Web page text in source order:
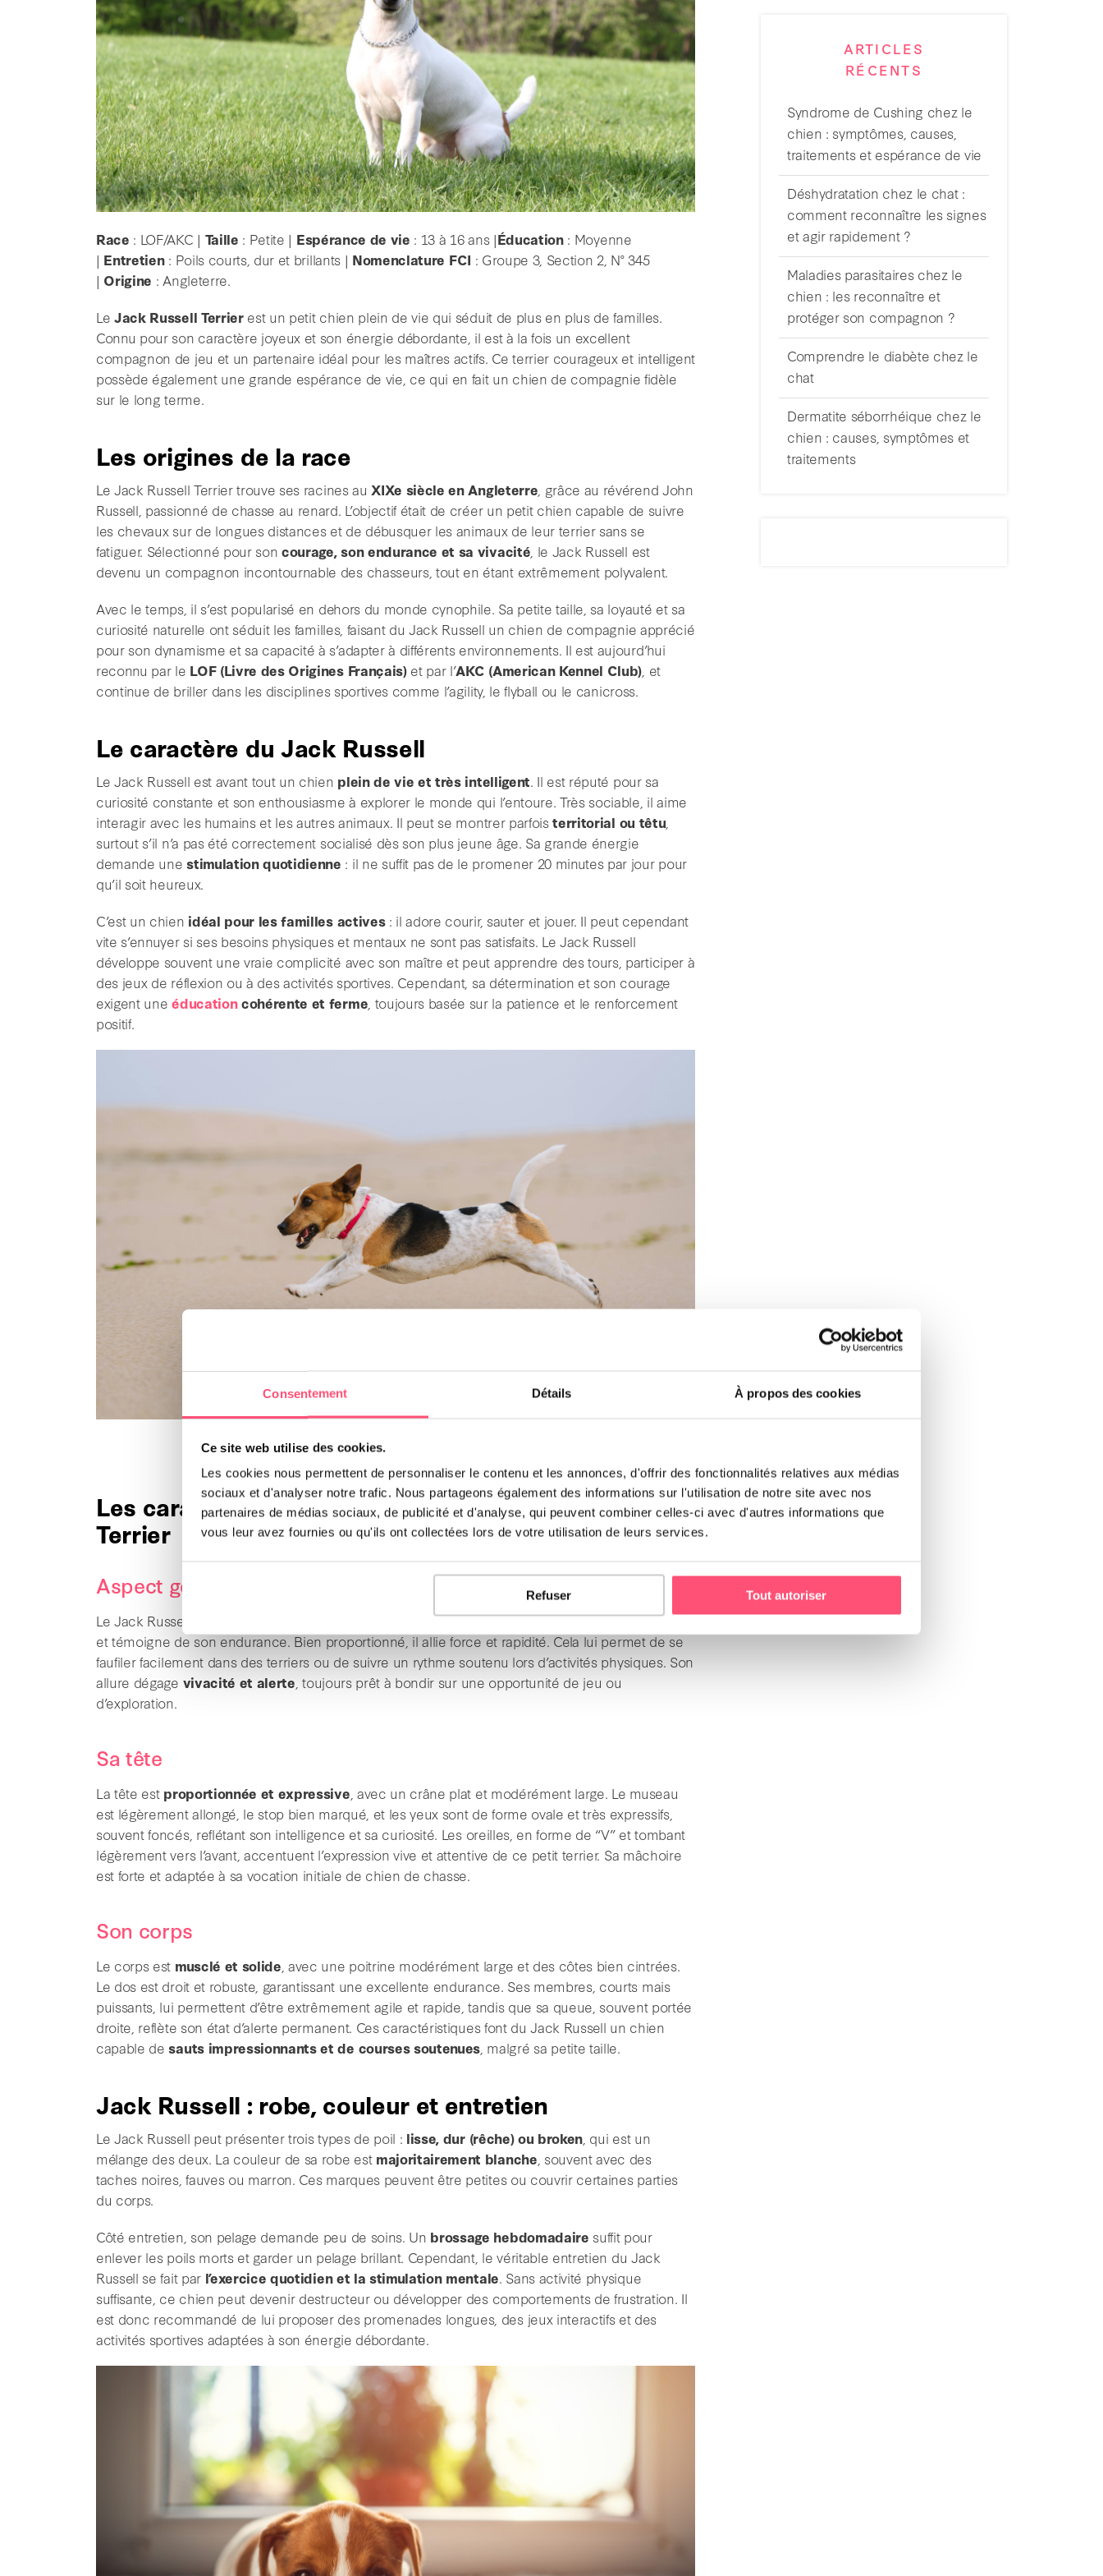
Consentement Détails À propos des cookies
Ce site web utilise des cookies.
Les cookies nous permettent de personnaliser le contenu et les annonces, d'offrir des fonctionnalités relatives aux médias
sociaux et d'analyser notre trafic. Nous partageons également des informations sur l'utilisation de notre site avec nos
partenaires de médias sociaux, de publicité et d'analyse, qui peuvent combiner celles-ci avec d'autres informations que
vous leur avez fournies ou qu'ils ont collectées lors de votre utilisation de leurs services.
Refuser Tout autoriser
Race : LOF/AKC | Taille : Petite | Espérance de vie : 13 à 16 ans |Éducation: Moyenne
| Entretien: Poils courts, dur et brillants | Nomenclature FCI : Groupe 3, Section 2, N° 345
| Origine : Angleterre.
LeJack Russell Terrierest un petit chien plein de vie qui séduit de plus en plus de familles.
Connu pour son caractère joyeux et son énergie débordante, il est à la fois un excellent
compagnon de jeu et un partenaire idéal pour les maîtres actifs. Ce terrier courageux et intelligent
possède également une grande espérance de vie, ce qui en fait un chien de compagnie fidèle
sur le long terme.
Les origines de la race
Le Jack Russell Terrier trouve ses racines au XIXe siècle en Angleterre , grâce au révérend John
Russell, passionné de chasse au renard. L’objectif était de créer un petit chien capable de suivre
les chevaux sur de longues distances et de débusquer les animaux de leur terrier sans se
fatiguer. Sélectionné pour soncourage, son endurance et sa vivacité , le Jack Russell est
devenu un compagnon incontournable des chasseurs, tout en étant extrêmement polyvalent.
Avec le temps, il s’est popularisé en dehors du monde cynophile. Sa petite taille, sa loyauté et sa
curiosité naturelle ont séduit les familles, faisant du Jack Russell un chien de compagnie apprécié
pour son dynamisme et sa capacité à s’adapter à différents environnements. Il est aujourd’hui
reconnu par le LOF (Livre des Origines Français)et par l’AKC (American Kennel Club) , et
continue de briller dans les disciplines sportives comme l’agility, le flyball ou le canicross.
Le caractère du Jack Russell
Le Jack Russell est avant tout un chien plein de vie et très intelligent. Il est réputé pour sa
curiosité constante et son enthousiasme à explorer le monde qui l’entoure. Très sociable, il aime
interagir avec les humains et les autres animaux. Il peut se montrer parfoisterritorial ou têtu
surtout s’il n’a pas été correctement socialisé dès son plus jeune âge. Sa grande énergie
demande unestimulation quotidienne : il ne suffit pas de le promener 20 minutes par jour pour
qu’il soit heureux.
C’est un chien idéal pour les familles actives: il adore courir, sauter et jouer. Il peut cependant
vite s’ennuyer si ses besoins physiques et mentaux ne sont pas satisfaits. Le Jack Russell
développe souvent une vraie complicité avec son maître et peut apprendre des tours, participer à
des jeux de réflexion ou à des activités sportives. Cependant, sa détermination et son courage
exigent uneéducationcohérente et ferme , toujours basée sur la patience et le renforcement
positif.
Le Jack Russell déborde d’énergie.
Les caractéristiques physiques du Jack Russell
Terrier
Aspect général
Le Jack Russell est un compact, musclé et très agile. Sa silhouette est harmonieuse
et témoigne de son endurance. Bien proportionné, il allie force et rapidité. Cela lui permet de se
faufiler facilement dans des terriers ou de suivre un rythme soutenu lors d’activités physiques. Son
allure dégage vivacité et alerte , toujours prêt à bondir sur une opportunité de jeu ou
d’exploration.
Sa tête
La tête est proportionnée et expressive , avec un crâne plat et modérément large. Le museau
est légèrement allongé, le stop bien marqué, et les yeux sont de forme ovale et très expressifs,
souvent foncés, reflétant son intelligence et sa curiosité. Les oreilles, en forme de “V” et tombant
légèrement vers l’avant, accentuent l’expression vive et attentive de ce petit terrier. Sa mâchoire
est forte et adaptée à sa vocation initiale de chien de chasse.
Son corps
Le corps est musclé et solide , avec une poitrine modérément large et des côtes bien cintrées.
Le dos est droit et robuste, garantissant une excellente endurance. Ses membres, courts mais
puissants, lui permettent d’être extrêmement agile et rapide, tandis que sa queue, souvent portée
droite, reflète son état d’alerte permanent. Ces caractéristiques font du Jack Russell un chien
capable desauts impressionnants et de courses soutenues , malgré sa petite taille.
Jack Russell : robe, couleur et entretien
Le Jack Russell peut présenter trois types de poil : lisse, dur (rêche) ou broken , qui est un
mélange des deux. La couleur de sa robe est majoritairement blanche , souvent avec des
taches noires, fauves ou marron. Ces marques peuvent être petites ou couvrir certaines parties
du corps.
Côté entretien, son pelage demande peu de soins. Un brossage hebdomadaire suffit pour
enlever les poils morts et garder un pelage brillant. Cependant, le véritable entretien du Jack
Russell se fait par l’exercice quotidien et la stimulation mentale . Sans activité physique
suffisante, ce chien peut devenir destructeur ou développer des comportements de frustration. Il
est donc recommandé de lui proposer des promenades longues, des jeux interactifs et des
activités sportives adaptées à son énergie débordante.
ARTICLES
RÉCENTS
Syndrome de Cushing chez le
chien : symptômes, causes,
traitements et espérance de vie
Déshydratation chez le chat :
comment reconnaître les signes
et agir rapidement ?
Maladies parasitaires chez le
chien : les reconnaître et
protéger son compagnon ?
Comprendre le diabète chez le
chat
Dermatite séborrhéique chez le
chien : causes, symptômes et
traitements